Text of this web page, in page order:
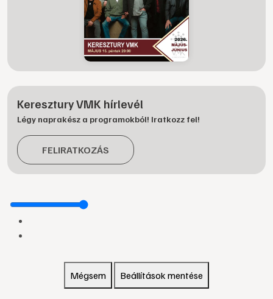
Keresztury VMK hírlevél
Légy naprakész a programokból! Iratkozz fel!
FELIRATKOZÁS
Mégsem Beállítások mentése